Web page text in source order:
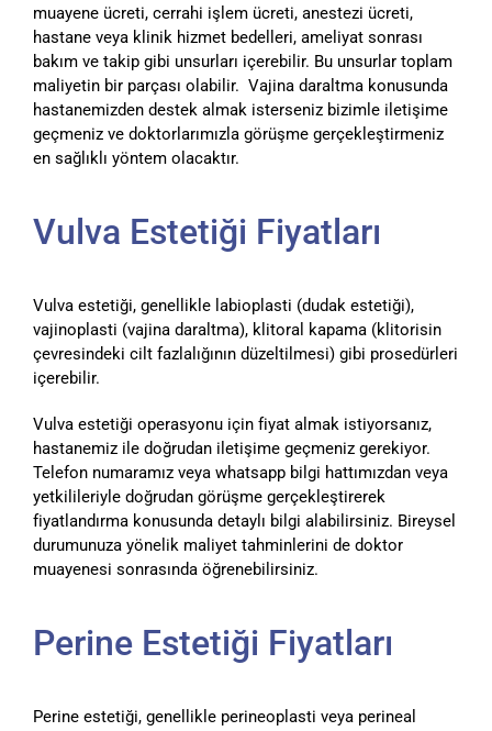
muayene ücreti, cerrahi işlem ücreti, anestezi ücreti,
hastane veya klinik hizmet bedelleri, ameliyat sonrası
bakım ve takip gibi unsurları içerebilir. Bu unsurlar toplam
maliyetin bir parçası olabilir. Vajina daraltma konusunda
hastanemizden destek almak isterseniz bizimle iletişime
geçmeniz ve doktorlarımızla görüşme gerçekleştirmeniz
en sağlıklı yöntem olacaktır.
Vulva Estetiği Fiyatları
Vulva estetiği, genellikle labioplasti (dudak estetiği),
vajinoplasti (vajina daraltma), klitoral kapama (klitorisin
çevresindeki cilt fazlalığının düzeltilmesi) gibi prosedürleri
içerebilir.
Vulva estetiği operasyonu için fiyat almak istiyorsanız,
hastanemiz ile doğrudan iletişime geçmeniz gerekiyor.
Telefon numaramız veya whatsapp bilgi hattımızdan veya
yetkilileriyle doğrudan görüşme gerçekleştirerek
fiyatlandırma konusunda detaylı bilgi alabilirsiniz. Bireysel
durumunuza yönelik maliyet tahminlerini de doktor
muayenesi sonrasında öğrenebilirsiniz.
Perine Estetiği Fiyatları
Perine estetiği, genellikle perineoplasti veya perineal